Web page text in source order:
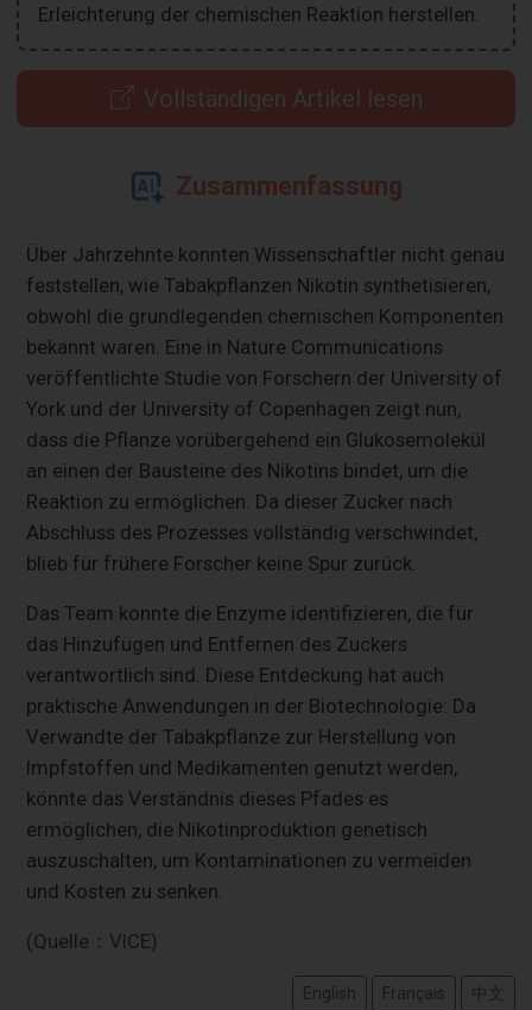
Erleichterung der chemischen Reaktion herstellen.
Vollständigen Artikel lesen
Zusammenfassung
Über Jahrzehnte konnten Wissenschaftler nicht genau
feststellen, wie Tabakpflanzen Nikotin synthetisieren,
obwohl die grundlegenden chemischen Komponenten
bekannt waren. Eine in Nature Communications
veröffentlichte Studie von Forschern der University of
York und der University of Copenhagen zeigt nun,
dass die Pflanze vorübergehend ein Glukosemolekül
an einen der Bausteine des Nikotins bindet, um die
Reaktion zu ermöglichen. Da dieser Zucker nach
Abschluss des Prozesses vollständig verschwindet,
blieb für frühere Forscher keine Spur zurück.
Das Team konnte die Enzyme identifizieren, die für
das Hinzufügen und Entfernen des Zuckers
verantwortlich sind. Diese Entdeckung hat auch
praktische Anwendungen in der Biotechnologie: Da
Verwandte der Tabakpflanze zur Herstellung von
Impfstoffen und Medikamenten genutzt werden,
könnte das Verständnis dieses Pfades es
ermöglichen, die Nikotinproduktion genetisch
auszuschalten, um Kontaminationen zu vermeiden
und Kosten zu senken.
(Quelle：VICE)
English Français 中文